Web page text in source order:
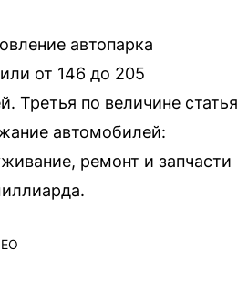
автопарка
от 146 до 205
Третья по величине статья
автомобилей:
ремонт и запчасти